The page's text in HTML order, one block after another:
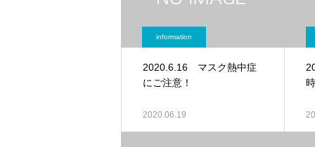
information
2020.6.16 マスク熱中症
にご注意！
2020.06.19